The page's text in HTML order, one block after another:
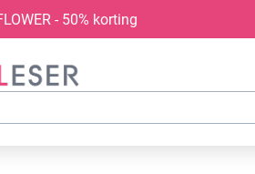
- 50% korting